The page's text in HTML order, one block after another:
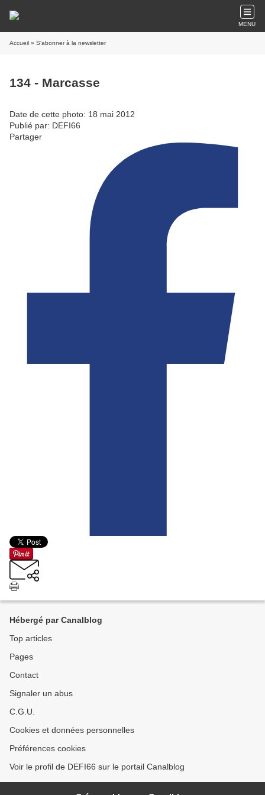
MENU
Accueil » S'abonner à la newsletter
134 - Marcasse
Date de cette photo: 18 mai 2012
Publié par: DEFI66
Partager
Hébergé par Canalblog
Top articles
Pages
Contact
Signaler un abus
C.G.U.
Cookies et données personnelles
Préférences cookies
Voir le profil de DEFI66 sur le portail Canalblog